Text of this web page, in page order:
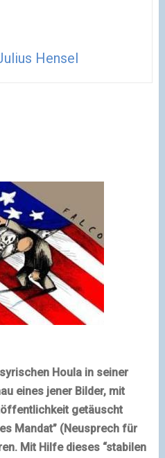
Hensel
Houla in seiner
eines jener Bilder, mit
getäuscht
Mandat” (Neusprech für
Mit Hilfe dieses “stabilen